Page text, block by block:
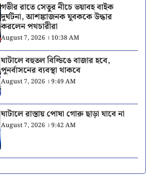
গভীর রাতে সেতুর নীচে ভয়াবহ বাইক
দুর্ঘটনা, আশঙ্কাজনক যুবককে উদ্ধার
করলেন পথচারীরা
August 7, 2026 । 10:38 AM
ঘাটালে বহুতল বিল্ডিঙে বাজার হবে,
পুনর্বাসনের ব্যবস্থা থাকবে
August 7, 2026 । 9:49 AM
ঘাটালে রাস্তায় পোষা গোরু ছাড়া যাবে না
August 7, 2026 । 9:42 AM